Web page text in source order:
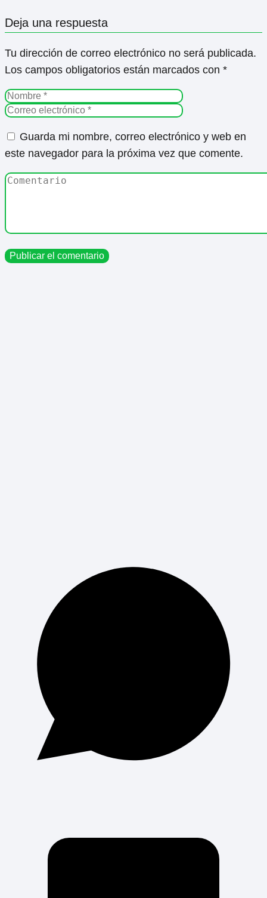
Deja una respuesta
Tu dirección de correo electrónico no será publicada.
Los campos obligatorios están marcados con *
Guarda mi nombre, correo electrónico y web en
este navegador para la próxima vez que comente.